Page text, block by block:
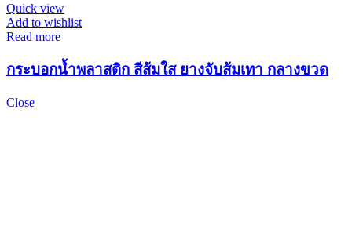
Quick view
Add to wishlist
Read more
กระบอกน้ำพลาสติก สีส้มใส ยางจับส้มเทา กลางขวด
Close